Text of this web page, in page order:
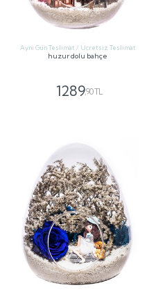
Aynı Gün Teslimat / Ücretsiz Teslimat
huzur dolu bahçe
1289,90 TL